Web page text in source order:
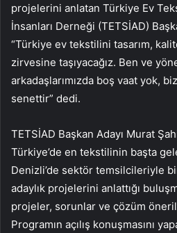
projelerini anlatan Türkiye Ev
İnsanları Derneği (TETSİAD)
“Türkiye ev tekstilini tasarım,
zirvesine taşıyacağız. Ben ve
arkadaşlarımızda boş vaat yok,
senettir” dedi.
TETSİAD Başkan Adayı Murat
Türkiye’de en tekstilinin başta
Denizli’de sektör temsilcileriyle
adaylık projelerini anlattığı
projeler, sorunlar ve çözüm
Programın açılış konuşmasını